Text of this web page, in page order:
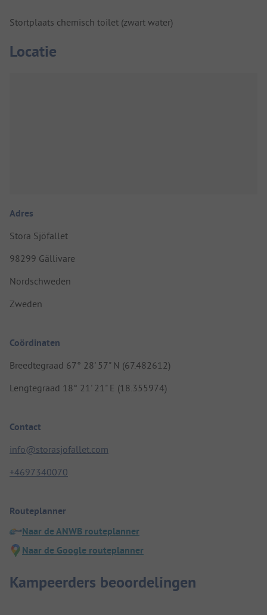
Stortplaats chemisch toilet (zwart water)
Locatie
Adres
Stora Sjöfallet
98299 Gällivare
Nordschweden
Zweden
Coördinaten
Breedtegraad 67° 28' 57" N (67.482612)
Lengtegraad 18° 21' 21" E (18.355974)
Contact
info@storasjofallet.com
+4697340070
Routeplanner
Naar de ANWB routeplanner
Naar de Google routeplanner
Kampeerders beoordelingen